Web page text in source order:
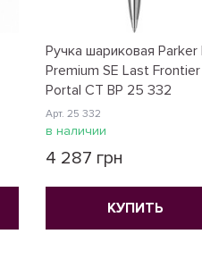
Ручка шариковая Parker
Premium SE Last Frontier
Portal CT BP 25 332
Арт. 25 332
в наличии
4 287 грн
КУПИТЬ